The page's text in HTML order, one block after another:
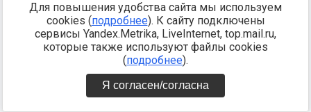
Для повышения удобства сайта мы используем
cookies (подробнее). К сайту подключены
сервисы Yandex.Metrika, LiveInternet, top.mail.ru,
которые также используют файлы cookies
(подробнее).
Я согласен/согласна